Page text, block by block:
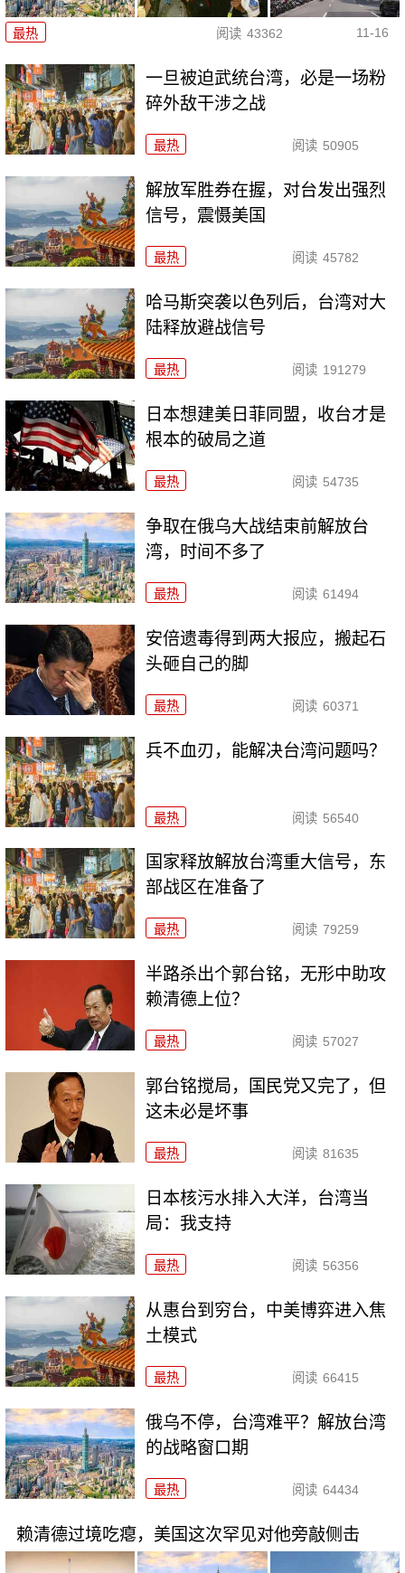
最热 阅读 43362 11-16
一旦被迫武统台湾，必是一场粉
碎外敌干涉之战
最热 阅读 50905
解放军胜券在握，对台发出强烈
信号，震慑美国
最热 阅读 45782
哈马斯突袭以色列后，台湾对大
陆释放避战信号
最热 阅读 191279
日本想建美日菲同盟，收台才是
根本的破局之道
最热 阅读 54735
争取在俄乌大战结束前解放台
湾，时间不多了
最热 阅读 61494
安倍遗毒得到两大报应，搬起石
头砸自己的脚
最热 阅读 60371
兵不血刃，能解决台湾问题吗？
最热 阅读 56540
国家释放解放台湾重大信号，东
部战区在准备了
最热 阅读 79259
半路杀出个郭台铭，无形中助攻
赖清德上位？
最热 阅读 57027
郭台铭搅局，国民党又完了，但
这未必是坏事
最热 阅读 81635
日本核污水排入大洋，台湾当
局：我支持
最热 阅读 56356
从惠台到穷台，中美博弈进入焦
土模式
最热 阅读 66415
俄乌不停，台湾难平？解放台湾
的战略窗口期
最热 阅读 64434
赖清德过境吃瘪，美国这次罕见对他旁敲侧击